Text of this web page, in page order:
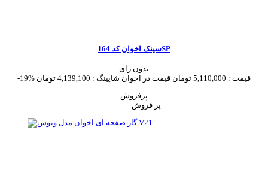
سینک اخوان کد 164SP
بدون رای
-19%
قیمت : 5,110,000 تومان قیمت در اخوان شاپینگ : 4,139,100 تومان
پرفروش